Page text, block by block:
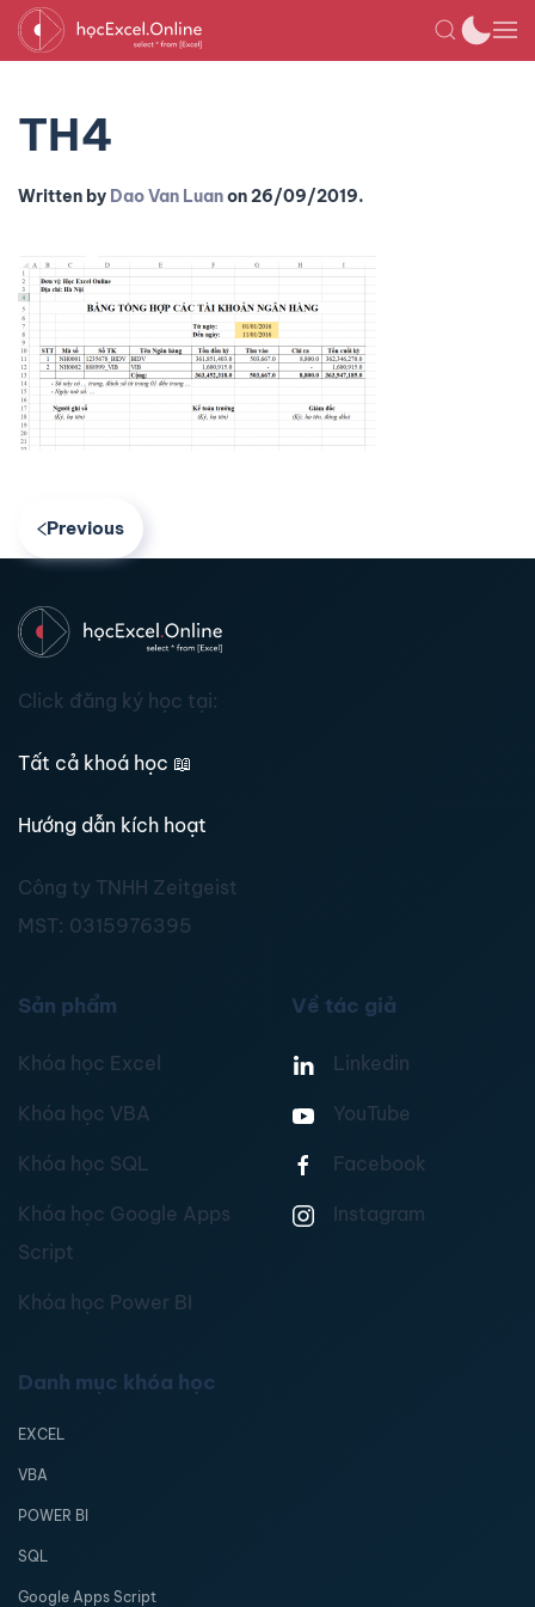
TH4
Written by Dao Van Luanon26/09/2019.
Previous
Click đăng ký học tại:
Tất cả khoá học 📖
Hướng dẫn kích hoạt
Công ty TNHH Zeitgeist
MST: 0315976395
Sản phẩm
Khóa học Excel
Khóa học VBA
Khóa học SQL
Khóa học Google Apps
Script
Khóa học Power BI
Về tác giả
Linkedin
YouTube
Facebook
Instagram
Danh mục khóa học
EXCEL
VBA
POWER BI
SQL
Google Apps Script